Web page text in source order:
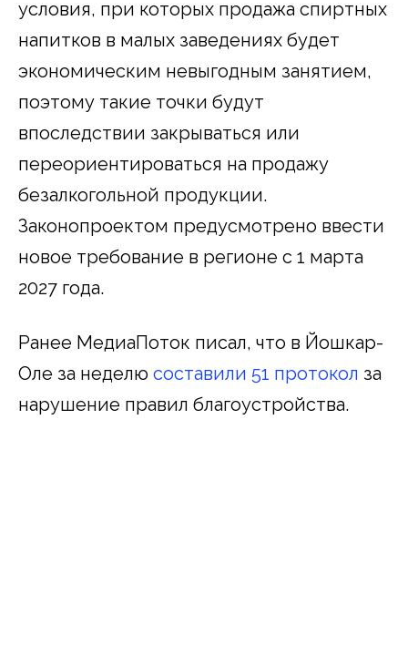
условия, при которых продажа спиртных
напитков в малых заведениях будет
экономическим невыгодным занятием,
поэтому такие точки будут
впоследствии закрываться или
переориентироваться на продажу
безалкогольной продукции.
Законопроектом предусмотрено ввести
новое требование в регионе с 1 марта
2027 года.
Ранее МедиаПоток писал, что в Йошкар-
Оле за неделю составили 51 протокол за
нарушение правил благоустройства.